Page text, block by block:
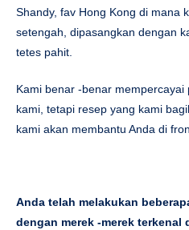
Shandy, fav Hong Kong di mana
setengah, dipasangkan dengan
tetes pahit.
Kami benar -benar
kami, tetapi resep yang kami
kami akan membantu Anda di
Anda telah melakukan
dengan merek -merek terkenal